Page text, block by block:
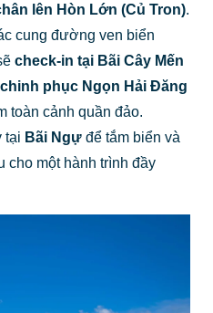
lên Hòn Lớn (Củ Tron).
cung đường ven biển
check-in tại Bãi Cây Mến
chinh phục Ngọn Hải Đăng
toàn cảnh quần đảo.
tại Bãi Ngựđể tắm biển và
cho một hành trình đầy